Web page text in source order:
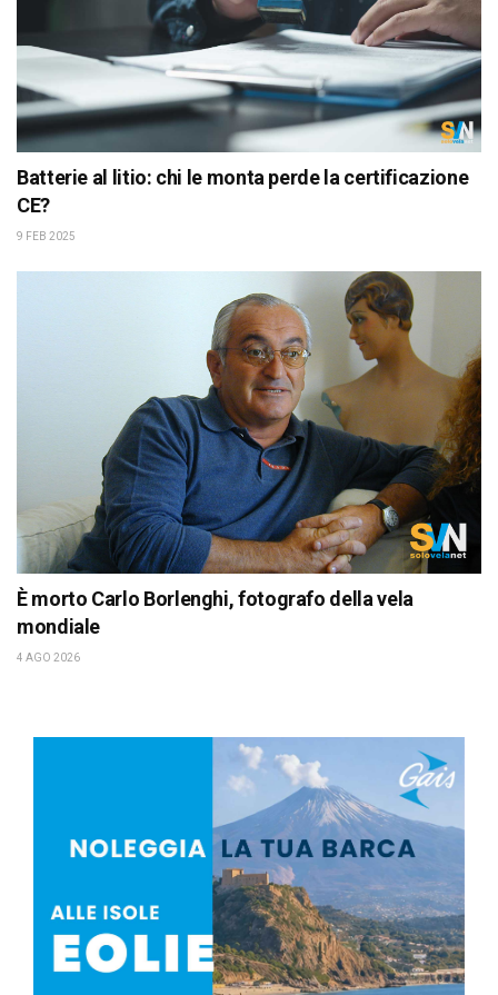
Batterie al litio: chi le monta perde la certificazione
CE?
9 FEB 2025
È morto Carlo Borlenghi, fotografo della vela
mondiale
4 AGO 2026